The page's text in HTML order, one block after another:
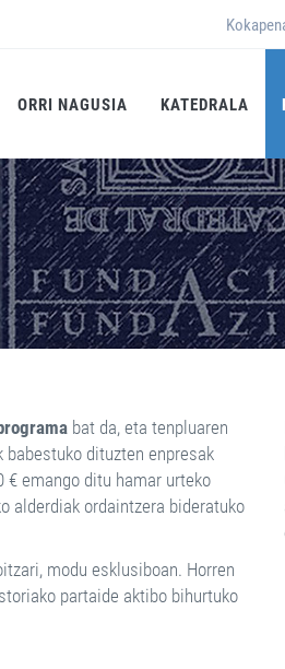
ORRI NAGUSIA KATEDRALA
bat da, eta tenpluaren
babestuko dituzten enpresak
€ emango ditu hamar urteko
alderdiak ordaintzera bideratuko
modu esklusiboan. Horren
partaide aktibo bihurtuko